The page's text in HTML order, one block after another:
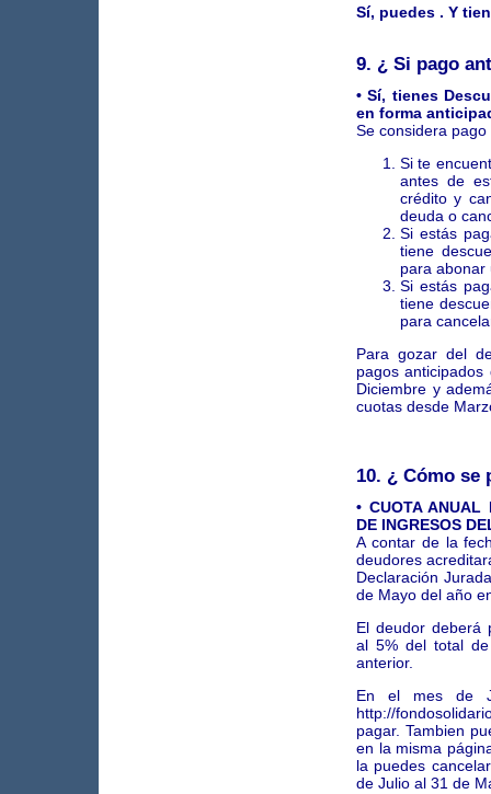
Sí, puedes . Y
9. ¿ Si pago
• Sí, tienes
en forma
Se considera
Si te
antes de
crédito y
deuda o
Si estás
tiene
para abonar
Si estás
tiene
para
Para gozar del
pagos
Diciembre y
cuotas desde
10. ¿ Cómo se
• CUOTA ANUAL
DE INGRESOS
A contar de la
deudores
Declaración
de Mayo del año
El deudor deberá
al 5% del total
anterior.
En el mes de
http://
pagar. Tambien
en la misma
la puedes
de Julio al 31 de